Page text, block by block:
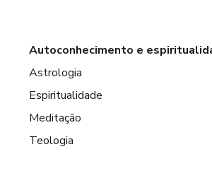
Autoconhecimento e
Astrologia
Espiritualidade
Meditação
Teologia